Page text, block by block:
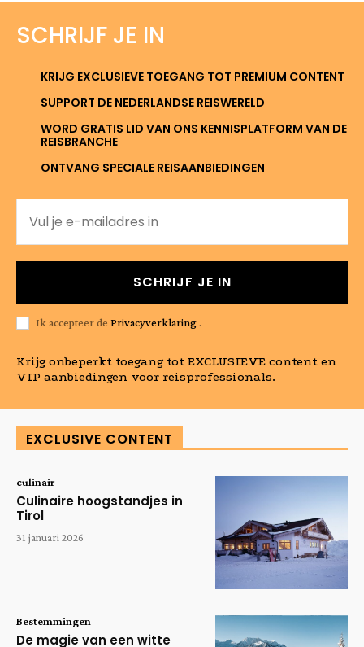
SCHRIJF JE IN
KRIJG EXCLUSIEVE TOEGANG TOT PREMIUM CONTENT
SUPPORT DE NEDERLANDSE REISWERELD
WORD GRATIS LID VAN ONS KENNISPLATFORM VAN DE
REISBRANCHE
ONTVANG SPECIALE REISAANBIEDINGEN
SCHRIJF JE IN
Ik accepteer de Privacyverklaring .
Krijg onbeperkt toegang tot EXCLUSIEVE content en
VIP aanbiedingen voor reisprofessionals.
EXCLUSIVE CONTENT
culinair
Culinaire hoogstandjes in
Tirol
31 januari 2026
Bestemmingen
De magie van een witte